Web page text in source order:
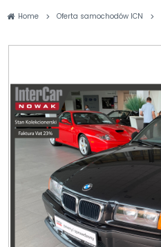
Home > Oferta samochodów ICN >